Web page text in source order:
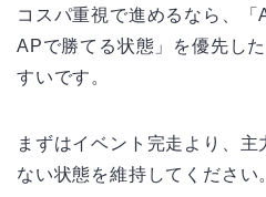
コスパ重視で進めるなら、
APで勝てる状態」を優先し
すいです。
まずはイベント完走より、
ない状態を維持してください